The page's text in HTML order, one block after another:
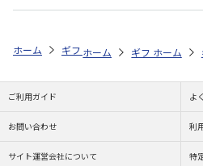
ホーム ギフトストア お中元・夏ギ
ホーム ギフトストア
ホーム
ご利用ガイド よ
お問い合わせ 利
サイト運営会社について 特